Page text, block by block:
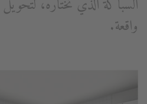
السباكة الذي تختاره،
واقعة.